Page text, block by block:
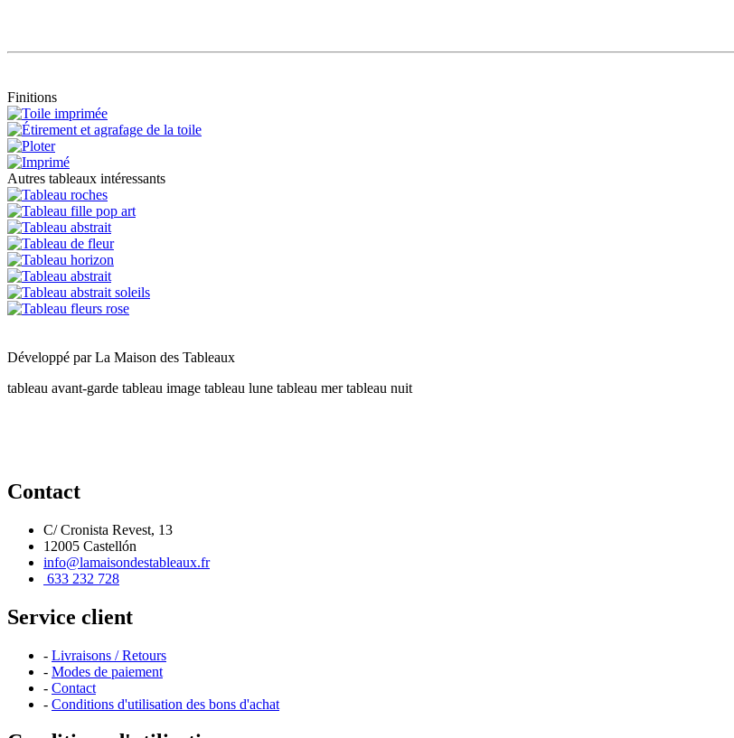
Finitions
Autres tableaux intéressants
Développé parLa Maison des Tableaux
tableau avant-garde tableau image tableau lune tableau mer tableau nuit
Contact
C/ Cronista Revest, 13
12005 Castellón
info@lamaisondestableaux.fr
633 232 728
Service client
- Livraisons / Retours
- Modes de paiement
- Contact
- Conditions d'utilisation des bons d'achat